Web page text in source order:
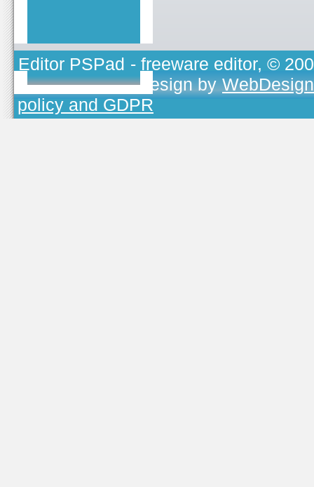
Editor PSPad - freeware editor, ©
TOJEONO.CZ, design by
policy and GDPR